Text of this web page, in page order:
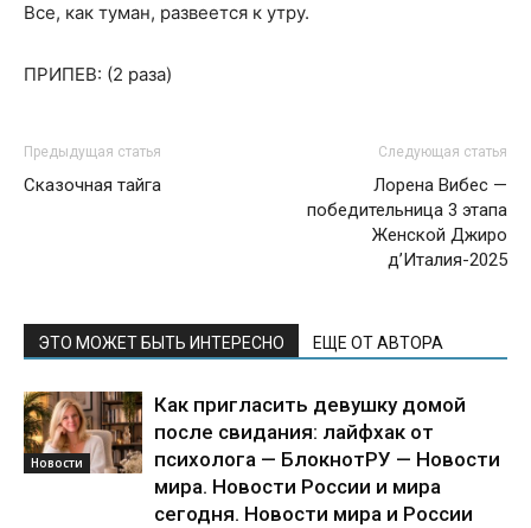
Все, как туман, развеется к утру.
ПРИПЕВ: (2 раза)
Предыдущая статья
Сказочная тайга
Следующая статья
Лорена Вибес —
победительница 3 этапа
Женской Джиро
д’Италия-2025
ЭТО МОЖЕТ БЫТЬ ИНТЕРЕСНО ЕЩЕ ОТ АВТОРА
Новости
Как пригласить девушку домой
после свидания: лайфхак от
психолога — БлокнотРУ — Новости
мира. Новости России и мира
сегодня. Новости мира и России